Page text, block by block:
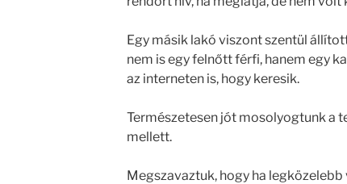
Egy másik lakó viszont szentül
nem is egy felnőtt férfi, hanem egy
az interneten is, hogy keresik.
Természetesen jót mosolyogtunk a
mellett.
Megszavaztuk, hogy ha